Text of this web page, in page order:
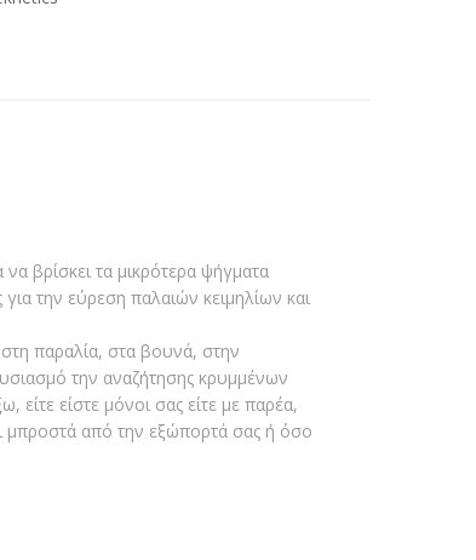
βρίσκει τα μικρότερα ψήγματα
την εύρεση παλαιών κειμηλίων και
παραλία, στα βουνά, στην
την αναζήτησης κρυμμένων
είστε μόνοι σας είτε με παρέα,
μπροστά από την εξώπορτά σας ή όσο